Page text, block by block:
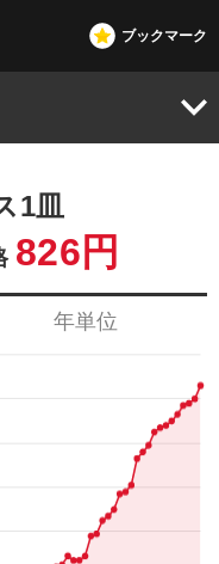
ブックマーク
1皿
826円
年単位